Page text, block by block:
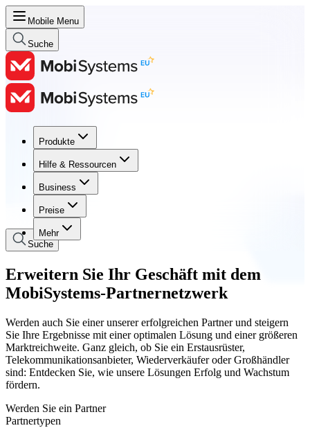
Mobile Menu
Suche
Produkte
Hilfe & Ressourcen
Business
Preise
Mehr
Produkte
Hilfe & Ressourcen
Business
Preise
Suche
Erweitern Sie Ihr Geschäft mit dem
MobiSystems-Partnernetzwerk
Werden auch Sie einer unserer erfolgreichen Partner und steigern
Sie Ihre Ergebnisse mit einer optimalen Lösung und einer größeren
Marktreichweite. Ganz gleich, ob Sie ein Erstausrüster,
Telekommunikationsanbieter, Wiederverkäufer oder Großhändler
sind: Entdecken Sie, wie unsere Lösungen Erfolg und Wachstum
fördern.
Werden Sie ein Partner
Partnertypen